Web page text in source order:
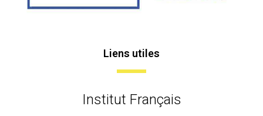
Liens utiles
Institut Français